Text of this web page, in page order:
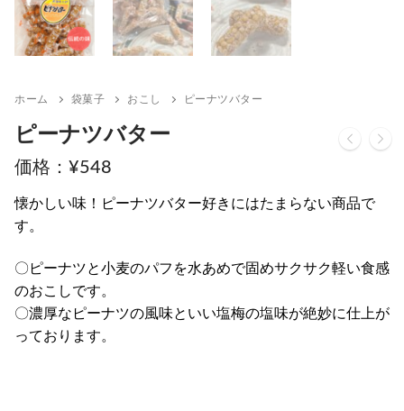
ホーム 袋菓子 おこし ピーナツバター
ピーナツバター
¥548
懐かしい味！ピーナツバター好きにはたまらない商品で
す。
〇ピーナツと小麦のパフを水あめで固めサクサク軽い食感
のおこしです。
〇濃厚なピーナツの風味といい塩梅の塩味が絶妙に仕上が
っております。